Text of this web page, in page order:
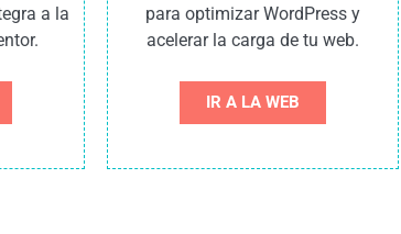
a la
para optimizar WordPress y
acelerar la carga de tu web.
IR A LA WEB